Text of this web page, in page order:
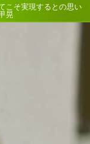
こそ実現するとの思い
晃